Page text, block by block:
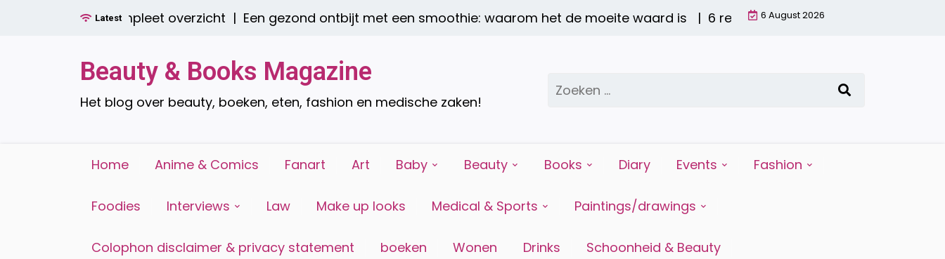
Latest
zijn er? Een compleet overzicht | Een gezond ontbijt met een smoothie: waarom het de moeite waard is | 6 redenen waarom water drinken zo
6 August 2026
Beauty & Books Magazine
Het blog over beauty, boeken, eten, fashion en medische zaken!
Zoeken
naar:
Home Anime & Comics Fanart Art Baby Beauty Books Diary Events Fashion
Foodies Interviews Law Make up looks Medical & Sports Paintings/drawings
Colophon disclaimer & privacy statement boeken Wonen Drinks Schoonheid & Beauty